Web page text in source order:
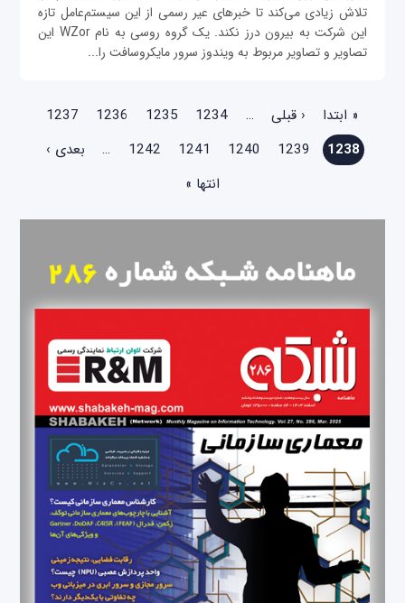
تلاش زیادی می‌کند تا خبرهای عیر رسمی از این سیستم‌عامل‌ تازه
این شرکت به بیرون درز نکند. یک گروه روسی به نام WZor این
تصاویر و تصاویر مربوط به ویندوز سرور مایکروسافت را...
صفحه‌ها
« ابتدا ‹ قبلی …
1234
1235
1236
1237
1238
1239
1240
1241
1242
…
بعدی ›
انتها »